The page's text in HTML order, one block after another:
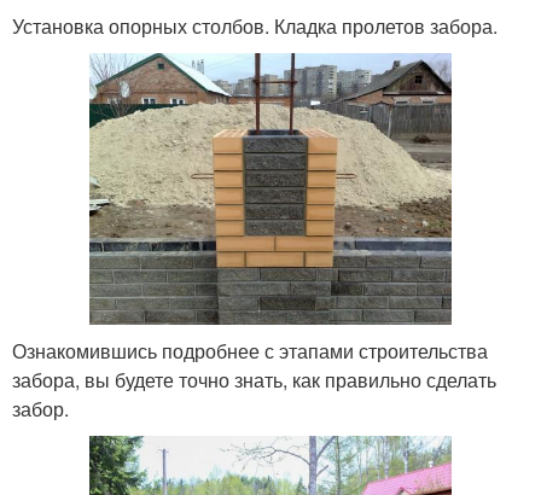
Установка опорных столбов. Кладка пролетов забора.
Ознакомившись подробнее с этапами строительства
забора, вы будете точно знать, как правильно сделать
забор.